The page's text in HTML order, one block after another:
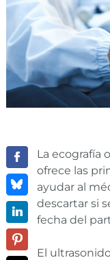
La ecografía o
ofrece las
ayudar al
descartar si
fecha del
El